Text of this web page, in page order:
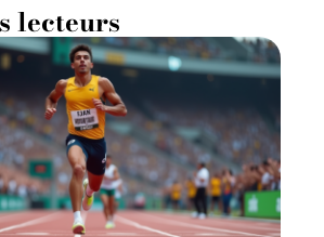
lecteurs